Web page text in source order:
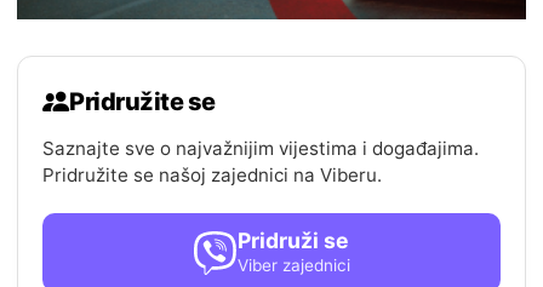
Pridružite se
Saznajte sve o najvažnijim vijestima i događajima.
Pridružite se našoj zajednici na Viberu.
Pridruži se
Viber zajednici